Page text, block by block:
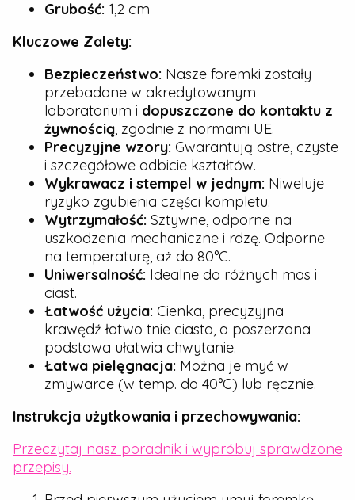
Grubość: 1,2 cm
Kluczowe Zalety:
Bezpieczeństwo: Nasze foremki zostały
przebadane w akredytowanym
laboratorium i dopuszczone do kontaktu z
żywnością, zgodnie z normami UE.
Precyzyjne wzory: Gwarantują ostre, czyste
i szczegółowe odbicie kształtów.
Wykrawacz i stempel w jednym: Niweluje
ryzyko zgubienia części kompletu.
Wytrzymałość: Sztywne, odporne na
uszkodzenia mechaniczne i rdzę. Odporne
na temperaturę, aż do 80°C.
Uniwersalność: Idealne do różnych mas i
ciast.
Łatwość użycia: Cienka, precyzyjna
krawędź łatwo tnie ciasto, a poszerzona
podstawa ułatwia chwytanie.
Łatwa pielęgnacja: Można je myć w
zmywarce (w temp. do 40°C) lub ręcznie.
Instrukcja użytkowania i przechowywania:
Przeczytaj nasz poradnik i wypróbuj sprawdzone
przepisy.